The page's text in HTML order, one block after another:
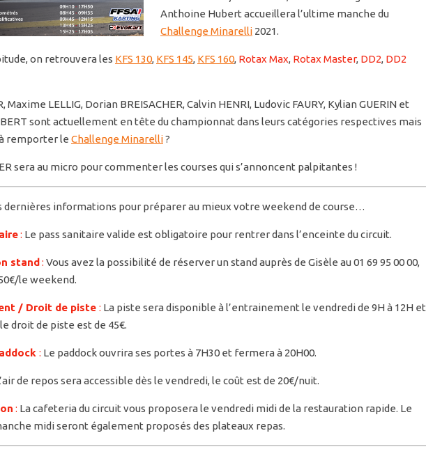
Anthoine Hubert accueillera l’ultime manche du
Challenge Minarelli 2021.
on retrouvera les KFS 130, KFS 145, KFS 160, Rotax Max, Rotax Master, DD2, DD2
Maxime LELLIG, Dorian BREISACHER, Calvin HENRI, Ludovic FAURY, Kylian GUERIN et
sont actuellement en tête du championnat dans leurs catégories respectives mais
remporter le Challenge Minarelli?
sera au micro pour commenter les courses qui s’annoncent palpitantes !
dernières informations pour préparer au mieux votre weekend de course…
: Le pass sanitaire valide est obligatoire pour rentrer dans l’enceinte du circuit.
stand: Vous avez la possibilité de réserver un stand auprès de Gisèle au 01 69 95 00 00,
le weekend.
/ Droit de piste : La piste sera disponible à l’entrainement le vendredi de 9H à 12H et
droit de piste est de 45€.
: Le paddock ouvrira ses portes à 7H30 et fermera à 20H00.
de repos sera accessible dès le vendredi, le coût est de 20€/nuit.
: La cafeteria du circuit vous proposera le vendredi midi de la restauration rapide. Le
midi seront également proposés des plateaux repas.